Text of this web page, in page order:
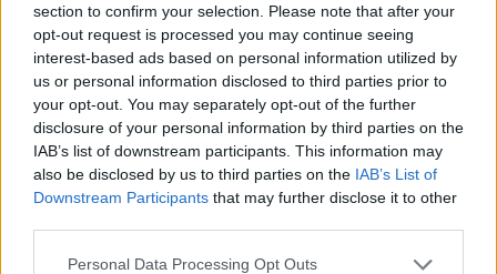
section to confirm your selection. Please note that after your
opt-out request is processed you may continue seeing
interest-based ads based on personal information utilized by
us or personal information disclosed to third parties prior to
your opt-out. You may separately opt-out of the further
disclosure of your personal information by third parties on the
IAB’s list of downstream participants. This information may
also be disclosed by us to third parties on the IAB’s List of
Downstream Participants that may further disclose it to other
Personal Data Processing Opt Outs
SOUVISEJÍCÍ ČLÁNKY
VÍCE OD AUTORA
Sedlčansko
Rallycross Cup se vrací do Sedlčan.
O vítězství bude bojovat přes šedesát
jezdců
Daniel Rosenbaum potřeboval změnit